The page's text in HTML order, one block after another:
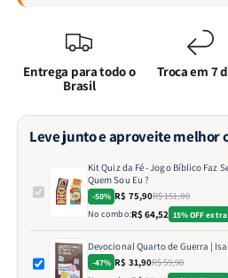
Entrega para todo o
Brasil
Troca em 7
Leve junto e aproveite melhor
Kit Quiz da Fé - Jogo Bíblico Faz
Quem Sou Eu ?
-50% R$ 75,90R$ 151,80
No combo:R$ 64,52 15% OFF extra
Devocional Quarto de Guerra |
-47% R$ 31,90R$ 59,90